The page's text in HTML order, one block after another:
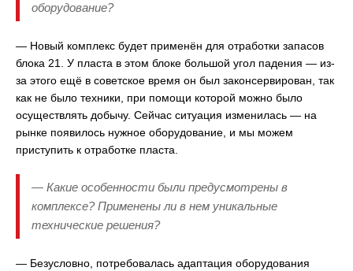
оборудование?
— Новый комплекс будет применён для отработки запасов
блока 21. У пласта в этом блоке большой угол падения — из-
за этого ещё в советское время он был законсервирован, так
как не было техники, при помощи которой можно было
осуществлять добычу. Сейчас ситуация изменилась — на
рынке появилось нужное оборудование, и мы можем
приступить к отработке пласта.
— Какие особенности были предусмотрены в
комплексе? Применены ли в нем уникальные
технические решения?
— Безусловно, потребовалась адаптация оборудования